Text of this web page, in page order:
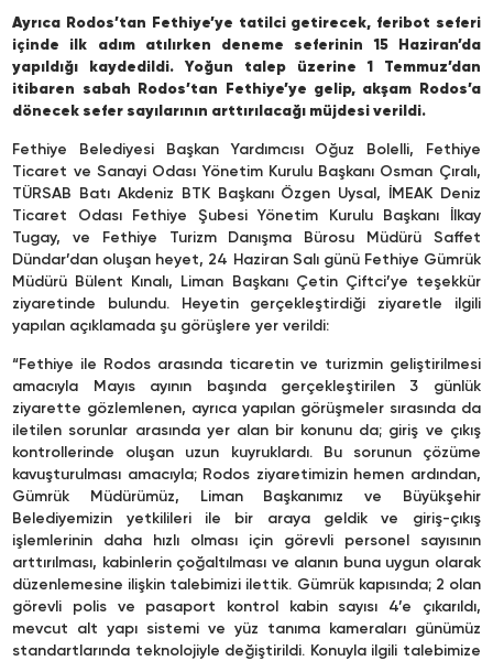
Ayrıca Rodos’tan Fethiye’ye tatilci getirecek, feribot seferi
içinde ilk adım atılırken deneme seferinin 15 Haziran’da
yapıldığı kaydedildi. Yoğun talep üzerine 1 Temmuz’dan
itibaren sabah Rodos’tan Fethiye’ye gelip, akşam Rodos’a
dönecek sefer sayılarının arttırılacağı müjdesi verildi.
Fethiye Belediyesi Başkan Yardımcısı Oğuz Bolelli, Fethiye
Ticaret ve Sanayi Odası Yönetim Kurulu Başkanı Osman Çıralı,
TÜRSAB Batı Akdeniz BTK Başkanı Özgen Uysal, İMEAK Deniz
Ticaret Odası Fethiye Şubesi Yönetim Kurulu Başkanı İlkay
Tugay, ve Fethiye Turizm Danışma Bürosu Müdürü Saffet
Dündar’dan oluşan heyet, 24 Haziran Salı günü Fethiye Gümrük
Müdürü Bülent Kınalı, Liman Başkanı Çetin Çiftci’ye teşekkür
ziyaretinde bulundu. Heyetin gerçekleştirdiği ziyaretle ilgili
yapılan açıklamada şu görüşlere yer verildi:
“Fethiye ile Rodos arasında ticaretin ve turizmin geliştirilmesi
amacıyla Mayıs ayının başında gerçekleştirilen 3 günlük
ziyarette gözlemlenen, ayrıca yapılan görüşmeler sırasında da
iletilen sorunlar arasında yer alan bir konunu da; giriş ve çıkış
kontrollerinde oluşan uzun kuyruklardı. Bu sorunun çözüme
kavuşturulması amacıyla; Rodos ziyaretimizin hemen ardından,
Gümrük Müdürümüz, Liman Başkanımız ve Büyükşehir
Belediyemizin yetkilileri ile bir araya geldik ve giriş-çıkış
işlemlerinin daha hızlı olması için görevli personel sayısının
arttırılması, kabinlerin çoğaltılması ve alanın buna uygun olarak
düzenlemesine ilişkin talebimizi ilettik. Gümrük kapısında; 2 olan
görevli polis ve pasaport kontrol kabin sayısı 4’e çıkarıldı,
mevcut alt yapı sistemi ve yüz tanıma kameraları günümüz
standartlarında teknolojiyle değiştirildi. Konuyla ilgili talebimize